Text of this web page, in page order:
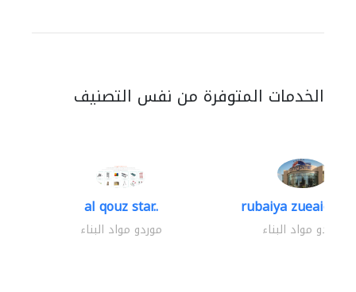
الخدمات المتوفرة من نفس التصنيف
al qouz star..
موردو مواد البناء
rubaiya zueaid
موردو مواد البناء